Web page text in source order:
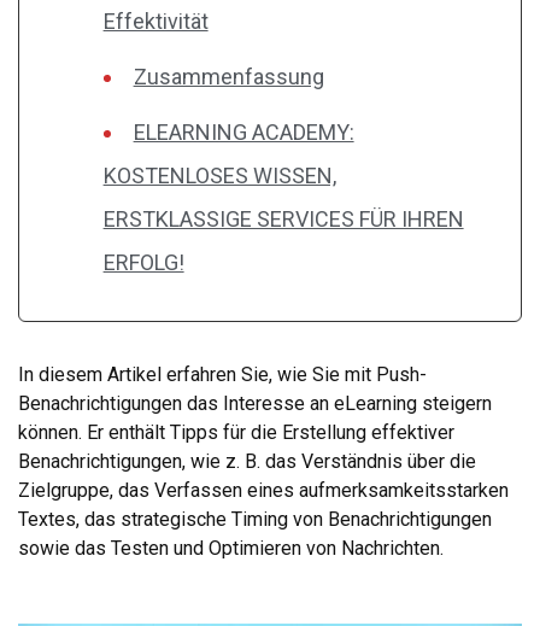
Effektivität
Zusammenfassung
ELEARNING ACADEMY:
KOSTENLOSES WISSEN,
ERSTKLASSIGE SERVICES FÜR IHREN
ERFOLG!
In diesem Artikel erfahren Sie, wie Sie mit Push-
Benachrichtigungen das Interesse an eLearning steigern
können. Er enthält Tipps für die Erstellung effektiver
Benachrichtigungen, wie z. B. das Verständnis über die
Zielgruppe, das Verfassen eines aufmerksamkeitsstarken
Textes, das strategische Timing von Benachrichtigungen
sowie das Testen und Optimieren von Nachrichten.